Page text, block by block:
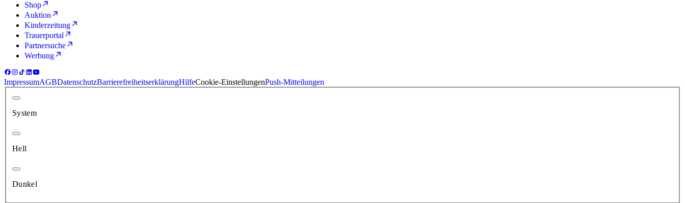
Shop
Auktion
Kinderzeitung
Trauerportal
Partnersuche
Werbung
ImpressumAGBDatenschutzBarrierefreiheitserklärungHilfeCookie-EinstellungenPush-Mitteilungen
System
Hell
Dunkel